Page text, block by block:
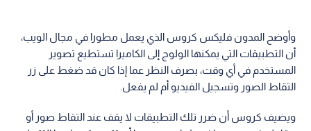
وأوضح المدون فليكس كروس الذي يعمل مطورا في مجال الويب،
أن التطبيقات التي يمكنها الولوج إلى الكاميرا تستطيع تصوير
المستخدم في أي وقت، بصرف النظر عما إذا كان قد ضغط على زر
التقاط الصور وتسجيل الفيديو أم لم يفعل.
ويضيف كروس أن ضرر تلك التطبيقات لا يقف عند التقاط صور أو